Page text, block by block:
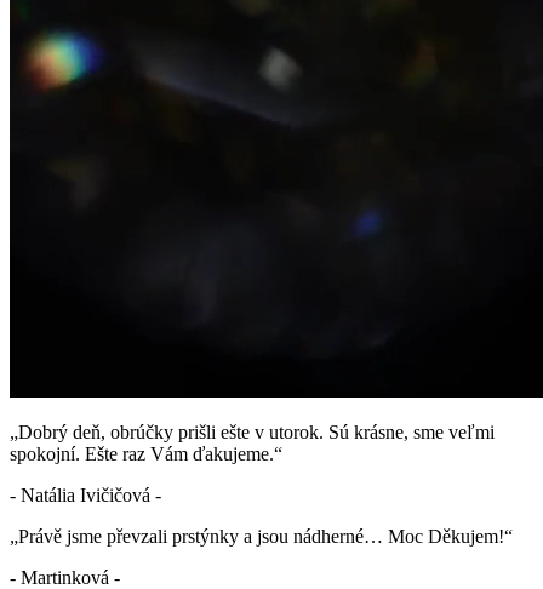
„Dobrý deň, obrúčky prišli ešte v utorok. Sú krásne, sme veľmi
spokojní. Ešte raz Vám ďakujeme.“
- Natália Ivičičová -
„Právě jsme převzali prstýnky a jsou nádherné… Moc Děkujem!“
- Martinková -